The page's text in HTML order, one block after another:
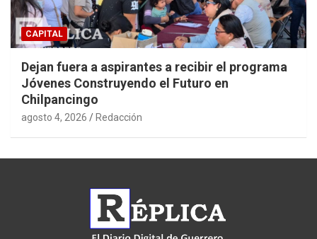
CAPITAL
Dejan fuera a aspirantes a recibir el programa
Jóvenes Construyendo el Futuro en
Chilpancingo
agosto 4, 2026 Redacción